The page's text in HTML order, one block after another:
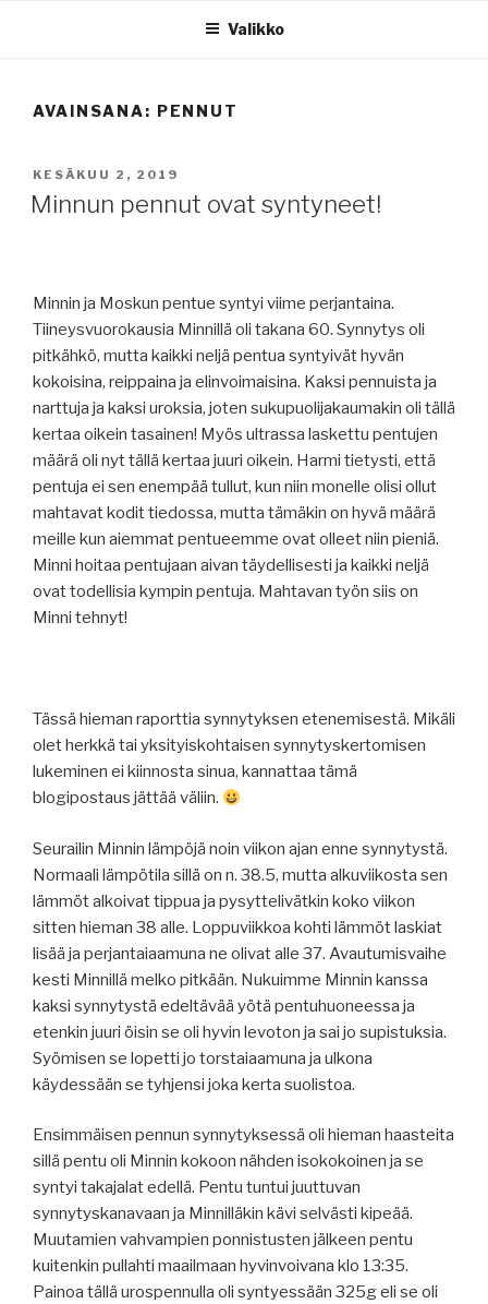
Valikko
AVAINSANA: PENNUT
JULKAISTU
KESÄKUU 2, 2019
Minnun pennut ovat syntyneet!
Minnin ja Moskun pentue syntyi viime perjantaina.
Tiineysvuorokausia Minnillä oli takana 60. Synnytys oli
pitkähkö, mutta kaikki neljä pentua syntyivät hyvän
kokoisina, reippaina ja elinvoimaisina. Kaksi pennuista ja
narttuja ja kaksi uroksia, joten sukupuolijakaumakin oli tällä
kertaa oikein tasainen! Myös ultrassa laskettu pentujen
määrä oli nyt tällä kertaa juuri oikein. Harmi tietysti, että
pentuja ei sen enempää tullut, kun niin monelle olisi ollut
mahtavat kodit tiedossa, mutta tämäkin on hyvä määrä
meille kun aiemmat pentueemme ovat olleet niin pieniä.
Minni hoitaa pentujaan aivan täydellisesti ja kaikki neljä
ovat todellisia kympin pentuja. Mahtavan työn siis on
Minni tehnyt!
Tässä hieman raporttia synnytyksen etenemisestä. Mikäli
olet herkkä tai yksityiskohtaisen synnytyskertomisen
lukeminen ei kiinnosta sinua, kannattaa tämä
blogipostaus jättää väliin.
Seurailin Minnin lämpöjä noin viikon ajan enne synnytystä.
Normaali lämpötila sillä on n. 38.5, mutta alkuviikosta sen
lämmöt alkoivat tippua ja pysyttelivätkin koko viikon
sitten hieman 38 alle. Loppuviikkoa kohti lämmöt laskiat
lisää ja perjantaiaamuna ne olivat alle 37. Avautumisvaihe
kesti Minnillä melko pitkään. Nukuimme Minnin kanssa
kaksi synnytystä edeltävää yötä pentuhuoneessa ja
etenkin juuri öisin se oli hyvin levoton ja sai jo supistuksia.
Syömisen se lopetti jo torstaiaamuna ja ulkona
käydessään se tyhjensi joka kerta suolistoa.
Ensimmäisen pennun synnytyksessä oli hieman haasteita
sillä pentu oli Minnin kokoon nähden isokokoinen ja se
syntyi takajalat edellä. Pentu tuntui juuttuvan
synnytyskanavaan ja Minnilläkin kävi selvästi kipeää.
Muutamien vahvampien ponnistusten jälkeen pentu
kuitenkin pullahti maailmaan hyvinvoivana klo 13:35.
Painoa tällä urospennulla oli syntyessään 325g eli se oli